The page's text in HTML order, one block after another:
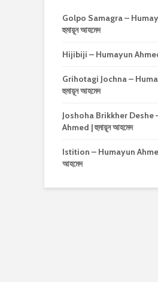
Golpo Samagra –
হুমায়ূন আহমেদ
Hijibiji – Humayun Ahmed
Grihotagi Jochna –
হুমায়ূন আহমেদ
Joshoha Brikkher Deshe
Ahmed | হুমায়ূন আহমেদ
Istition – Humayun
আহমেদ